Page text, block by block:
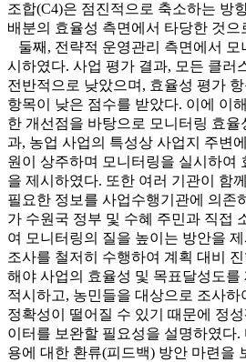
조합(C4)은 점진적으로 축소하는 방
배분의 효율성 측면에서 타당한 것으
둘째, 전략적 운영관리 측면에서 모
시하였다. 사업 평가 결과, 모든 클러
전반적으로 낮았으며, 효율성 평가
항목이 낮은 점수를 받았다. 이에 이
한 개선점을 바탕으로 모니터링 효율
과, 농업 사업의 특성상 사업지 주변
원이 상주하며 모니터링을 실시하여
을 제시하였다. 또한 여러 기관이 함
필요한 정보를 사업수행기관에 의존
가 수원국 정부 및 수혜 주민과 직접
여 모니터링의 질을 높이는 방안을
조사를 철저히 수행하여 계획 대비
해야 사업의 효율성 및 목표달성도를
적시하고, 농민들을 대상으로 조사
정확성이 떨어질 수 있기 때문에 정
이터를 보완할 필요성을 설명하였다.
용에 대한 환류(피드백) 방안 마련을